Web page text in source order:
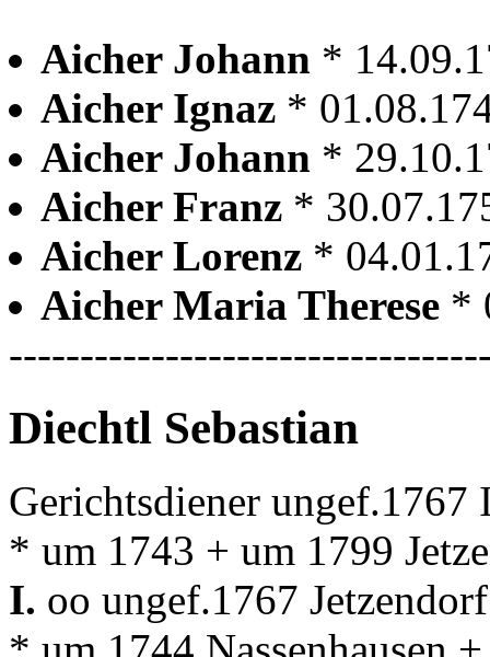
Aicher Johann *
Aicher Ignaz *
Aicher Johann *
Aicher Franz *
Aicher Lorenz *
Aicher Maria Therese *
Diechtl Sebastian
Gerichtsdiener ungef.1767
* um 1743 + um 1799
I. oo ungef.1767